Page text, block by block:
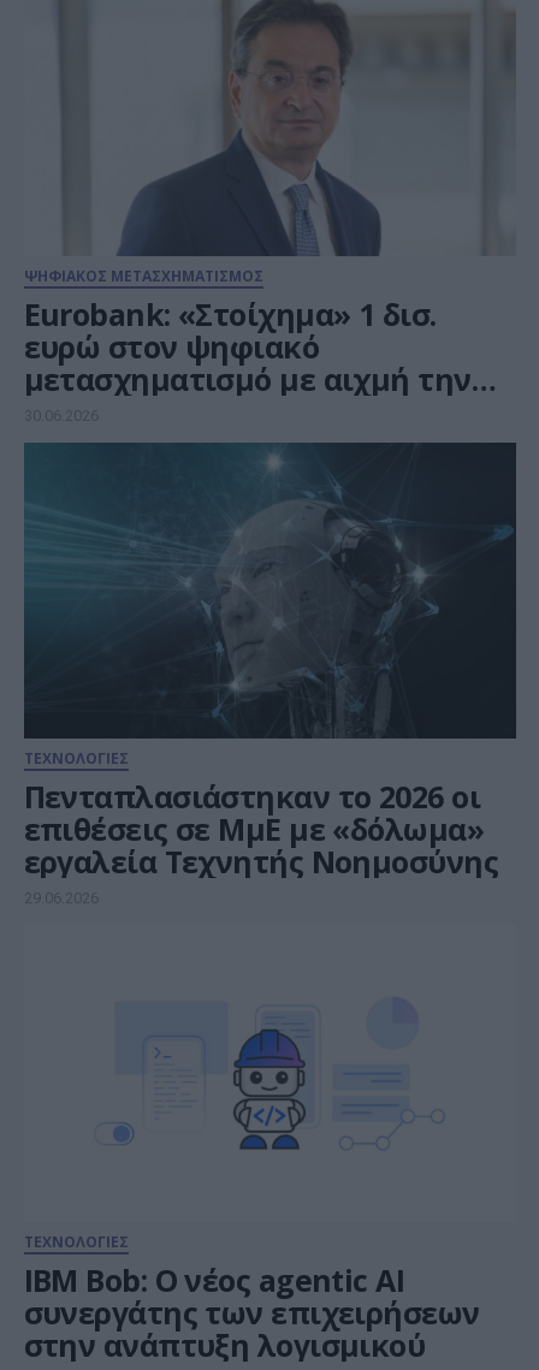
ΨΗΦΙΑΚΟΣ ΜΕΤΑΣΧΗΜΑΤΙΣΜΟΣ
Eurobank: «Στοίχημα» 1 δισ.
ευρώ στον ψηφιακό
μετασχηματισμό με αιχμή την
Τεχνητή Νοημοσύνη
30.06.2026
ΤΕΧΝΟΛΟΓΙΕΣ
Πενταπλασιάστηκαν το 2026 οι
επιθέσεις σε ΜμΕ με «δόλωμα»
εργαλεία Τεχνητής Νοημοσύνης
29.06.2026
ΤΕΧΝΟΛΟΓΙΕΣ
IBM Bob: O νέος agentic AI
συνεργάτης των επιχειρήσεων
στην ανάπτυξη λογισμικού